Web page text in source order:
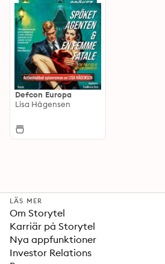
Defcon Europa
Lisa Hågensen
LÄS MER
Om Storytel
Karriär på Storytel
Nya appfunktioner
Investor Relations